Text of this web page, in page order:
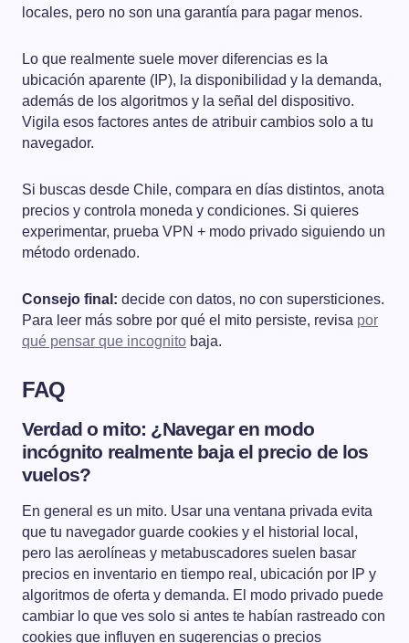
locales, pero no son una garantía para pagar menos.
Lo que realmente suele mover diferencias es la
ubicación aparente (IP), la disponibilidad y la demanda,
además de los algoritmos y la señal del dispositivo.
Vigila esos factores antes de atribuir cambios solo a tu
navegador.
Si buscas desde Chile, compara en días distintos, anota
precios y controla moneda y condiciones. Si quieres
experimentar, prueba VPN + modo privado siguiendo un
método ordenado.
Consejo final: decide con datos, no con supersticiones.
Para leer más sobre por qué el mito persiste, revisa por
qué pensar que incognito baja.
FAQ
Verdad o mito: ¿Navegar en modo
incógnito realmente baja el precio de los
vuelos?
En general es un mito. Usar una ventana privada evita
que tu navegador guarde cookies y el historial local,
pero las aerolíneas y metabuscadores suelen basar
precios en inventario en tiempo real, ubicación por IP y
algoritmos de oferta y demanda. El modo privado puede
cambiar lo que ves solo si antes te habían rastreado con
cookies que influyen en sugerencias o precios